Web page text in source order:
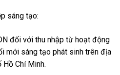
sáng tạo:
đối với thu nhập từ hoạt động
mới sáng tạo phát sinh trên địa
Hồ Chí Minh.